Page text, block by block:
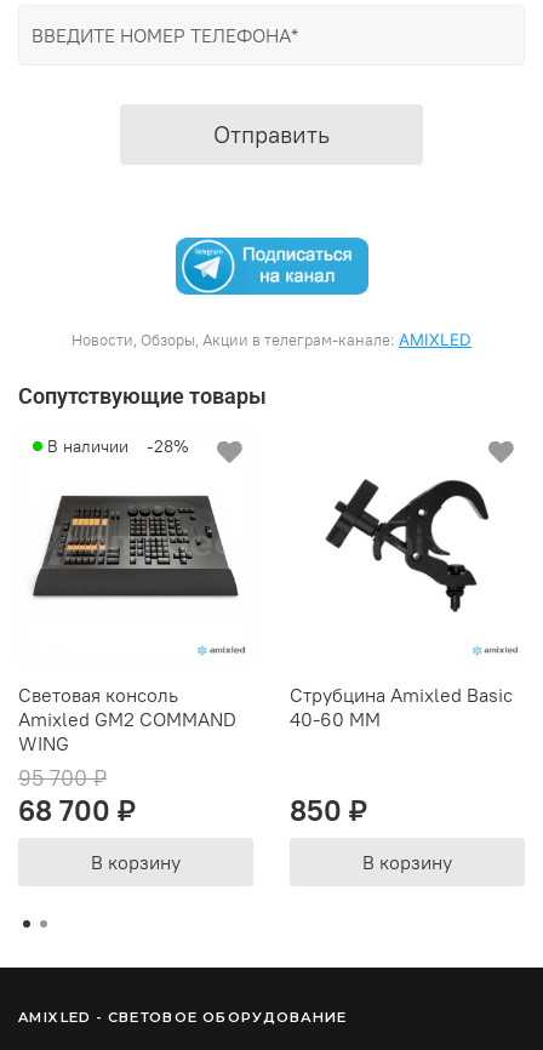
Отправить
Новости, Обзоры, Акции в телеграм-канале: AMIXLED
Сопутствующие товары
В наличии -28%
Световая консоль
Amixled GM2 COMMAND
WING
95 700 ₽
68 700 ₽
В корзину
Струбцина Amixled Basic
40-60 MM
850 ₽
В корзину
AMIXLED - СВЕТОВОЕ ОБОРУДОВАНИЕ